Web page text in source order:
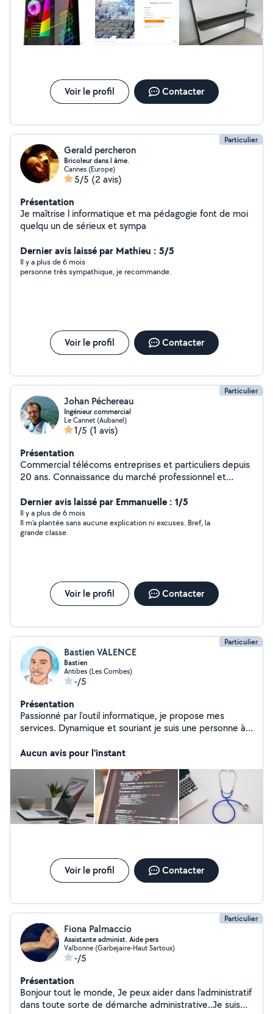
Voir le profil Contacter
Particulier
Gerald percheron
Bricoleur dans l âme.
Cannes (Europe)
5/5 (2 avis)
Présentation
Je maîtrise l informatique et ma pédagogie font de moi
quelqu un de sérieux et sympa
Dernier avis laissé par Mathieu : 5/5
Il y a plus de 6 mois
personne très sympathique, je recommande.
Voir le profil Contacter
Particulier
Johan Péchereau
Ingénieur commercial
Le Cannet (Aubanel)
1/5 (1 avis)
Présentation
Commercial télécoms entreprises et particuliers depuis
20 ans. Connaissance du marché professionnel et
d'entreprise, téléphonie mobile, réseau Wifi, logiciel de
caisse, etc. Assistance technique 1 er niveau. Installation
ou mise en service de matériel informatique, réseau wifi,
standard téléphonique. Audit et conseil choix de
Francais, Anglais (courant), Espagnol (basique)
Dernier avis laissé par Emmanuelle : 1/5
Il y a plus de 6 mois
Il m'a plantée sans aucune explication ni excuses. Bref, la
grande classe.
Voir le profil Contacter
Particulier
Bastien VALENCE
Bastien
Antibes (Les Combes)
-/5
Présentation
Passionné par l'outil informatique, je propose mes
services. Dynamique et souriant je suis une personne à
montage d'un PC complet jusqu'à la formation à la
développe également des sites internet.
Aucun avis pour l'instant
Voir le profil Contacter
Particulier
Fiona Palmaccio
Assistante administ. Aide pers
Valbonne (Garbejaire-Haut Sartoux)
-/5
Présentation
Bonjour tout le monde, Je peux aider dans l'administratif
dans toute sorte de démarche administrative..Je suis